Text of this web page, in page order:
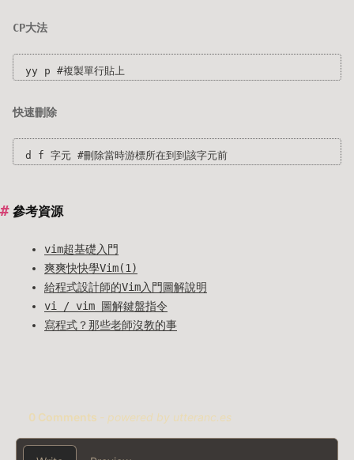
CP大法
快速刪除
參考資源
vim超基礎入門
爽爽快快學Vim(1)
給程式設計師的Vim入門圖解說明
vi / vim 圖解鍵盤指令
寫程式？那些老師沒教的事